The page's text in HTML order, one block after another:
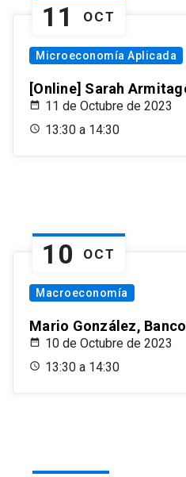
11 OCT
Microeconomía Aplicada
[Online] Sarah
11 de Octubre de 2023
13:30 a 14:30
10 OCT
Macroeconomía
Mario González,
10 de Octubre de 2023
13:30 a 14:30